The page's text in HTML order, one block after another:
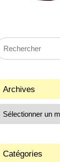
Archives
Catégories